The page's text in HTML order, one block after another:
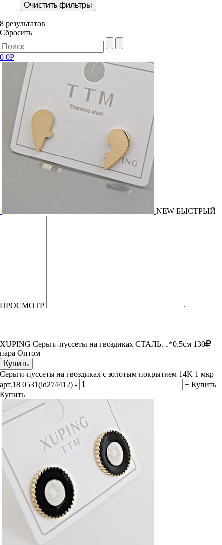
Очистить фильтры
8 результатов
Сбросить
0 0Р
NEW БЫСТРЫЙ
ПРОСМОТР
XUPING Серьги-пуссеты на гвоздиках СТАЛЬ. 1*0.5см 130
пара Оптом
Купить
Серьги-пуссеты на гвоздиках с золотым покрытием 14K 1 мкр
арт.18 0531(id274412) - + Купить
Купить